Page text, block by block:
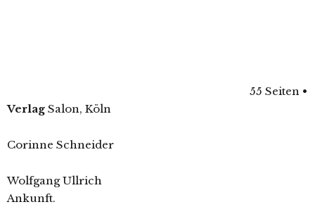
55 Seiten •
Verlag Salon, Köln
Corinne Schneider
Wolfgang Ullrich
Ankunft.